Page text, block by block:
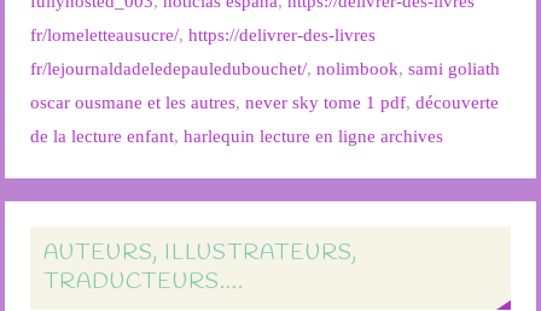
fr/lomeletteausucre/,https://delivrer-des-livres
fr/lejournaldadeledepauledubouchet/,nolimbook,sami goliath
oscar ousmane et les autres,never sky tome 1 pdf,découverte
de la lecture enfant,harlequin lecture en ligne archives
AUTEURS, ILLUSTRATEURS,
TRADUCTEURS….